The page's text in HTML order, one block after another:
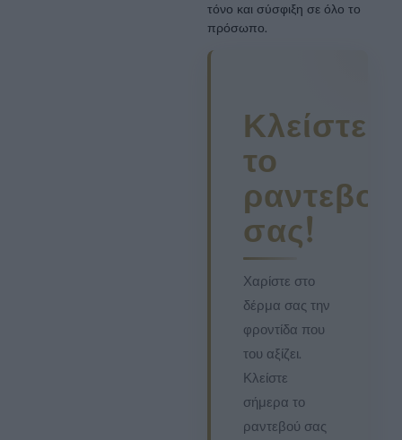
τόνο και σύσφιξη σε όλο το
πρόσωπο.
Κλείστε
το
ραντεβού
σας!
Χαρίστε στο
δέρμα σας την
φροντίδα που
του αξίζει.
Κλείστε
σήμερα το
ραντεβού σας